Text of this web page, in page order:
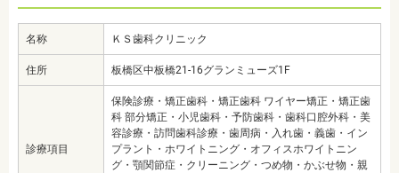
名称 ＫＳ歯科クリニック
住所 板橋区中板橋21-16グランミューズ1F
診療項目
保険診療・矯正歯科・矯正歯科 ワイヤー矯正・矯正歯
科 部分矯正・小児歯科・予防歯科・歯科口腔外科・美
容診療・訪問歯科診療・歯周病・入れ歯・義歯・イン
プラント・ホワイトニング・オフィスホワイトニン
グ・顎関節症・クリーニング・つめ物・かぶせ物・親